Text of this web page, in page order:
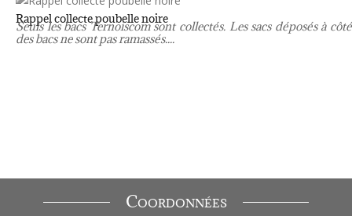
Rappel collecte poubelle noire
Seuls les bacs Ternoiscom sont collectés. Les sacs déposés à côté
des bacs ne sont pas ramassés....
Coordonnées